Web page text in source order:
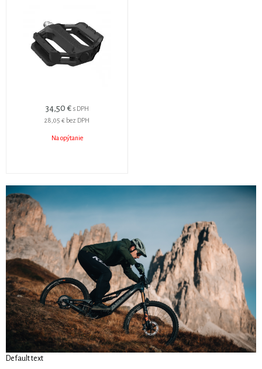
34,50 € s DPH
28,05 € bez DPH
Na opýtanie
Default text